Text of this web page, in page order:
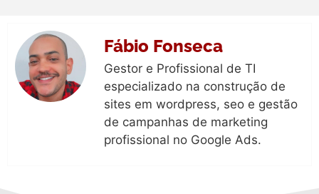
Fábio Fonseca
Gestor e Profissional de TI
especializado na construção de
sites em wordpress, seo e gestão
de campanhas de marketing
profissional no Google Ads.